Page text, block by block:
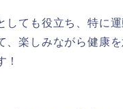
しても役立ち、特に
、楽しみながら健康
！